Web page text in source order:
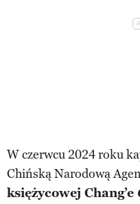
W czerwcu 2024 roku
Chińską Narodową
księżycowej Chang’e